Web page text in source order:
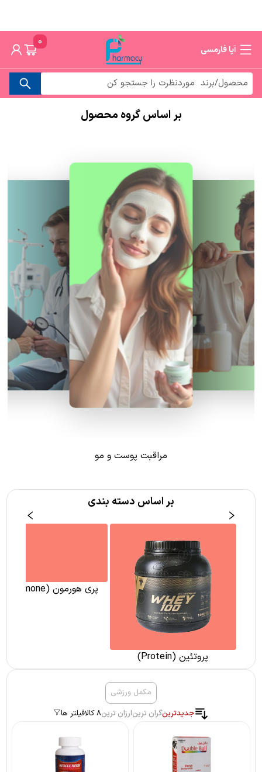
آپا فارمسی
0
بر اساس گروه محصول
مراقبت پوست و مو
بر اساس دسته بندی
پروتئین (Protein)
پری هورمون (pre hormone)
مکمل ورزشی
جدیدترینگران ترینارزان ترین8 کالا فیلتر ها